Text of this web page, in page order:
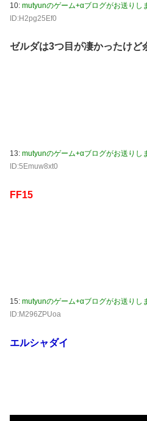
10: mutyunのゲーム+αブログがお送りし
ID:H2pg25Ef0
ゼルダは3つ目が凄かったけど
13: mutyunのゲーム+αブログがお送りし
ID:5Emuw8xt0
FF15
15: mutyunのゲーム+αブログがお送りし
ID:M296ZPUoa
エルシャダイ